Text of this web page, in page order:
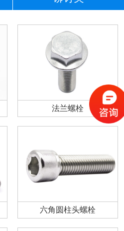
法兰螺栓
六角圆柱头螺栓